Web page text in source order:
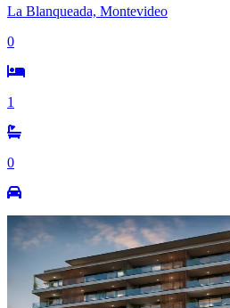
La Blanqueada, Montevideo
0
1
0